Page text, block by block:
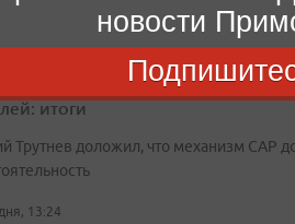
активы САР
итоги
Трутнев доложил, что механизм САР
13:24
новости